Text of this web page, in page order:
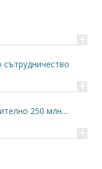
+
сътрудничество
+
250 млн....
+